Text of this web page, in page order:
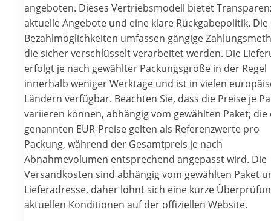
angeboten. Dieses Vertriebsmodell bietet
aktuelle Angebote und eine klare Rückgabepolitik. Die
Bezahlmöglichkeiten umfassen gängige
die sicher verschlüsselt verarbeitet werden. Die
erfolgt je nach gewählter Packungsgröße in der Regel
innerhalb weniger Werktage und ist in vielen
Ländern verfügbar. Beachten Sie, dass die Preise je
variieren können, abhängig vom gewählten Paket; die
genannten EUR-Preise gelten als Referenzwerte pro
Packung, während der Gesamtpreis je nach
Abnahmevolumen entsprechend angepasst wird. Die
Versandkosten sind abhängig vom gewählten Paket
Lieferadresse, daher lohnt sich eine kurze
aktuellen Konditionen auf der offiziellen Website.